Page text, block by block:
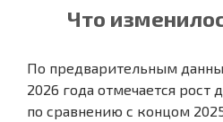
Что
По предварительным
2026 года отмечается рост
по сравнению с концом